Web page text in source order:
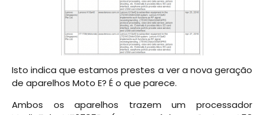
Isto indica que estamos prestes a ver a nova geração
de aparelhos Moto E? É o que parece.
Ambos os aparelhos trazem um processador